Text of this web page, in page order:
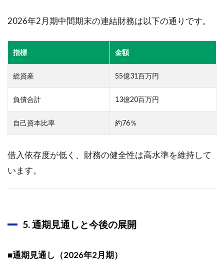
タ企
探る
企業概
要と事
メント
業
Object
Browser
3.1.4
2026年2月期中間期末の連結財務は以下の通りです。
指標 金額
総資産 55億31百万円
負債合計 13億20百万円
自己資本比率 約76％
借入依存度が低く、財務の健全性は高水準を維持して
います。
5. 通期見通しと今後の展開
■通期見通し（2026年2月期）